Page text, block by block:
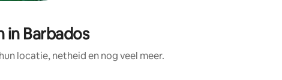
Barbados
locatie, netheid en nog veel meer.